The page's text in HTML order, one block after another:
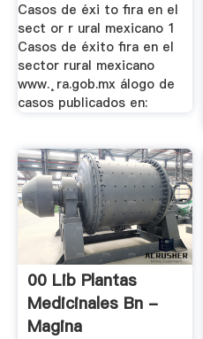
Casos de éxi to fira en el
sect or r ural mexicano 1
Casos de éxito fira en el
sector rural mexicano
www.˛ra.gob.mx álogo de
casos publicados en:
00 Lib Plantas
Medicinales Bn -
Magina